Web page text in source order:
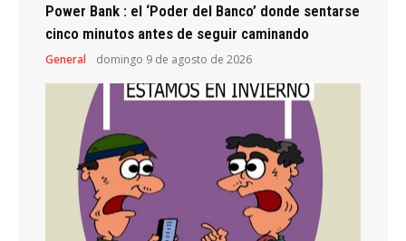
Power Bank : el ‘Poder del Banco’ donde sentarse
cinco minutos antes de seguir caminando
General domingo 9 de agosto de 2026